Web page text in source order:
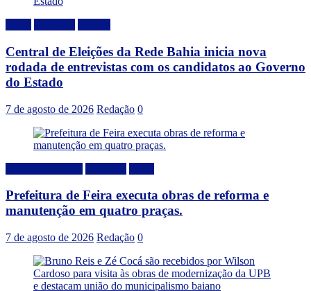
Central de Eleições da Rede Bahia inicia nova
rodada de entrevistas com os candidatos ao Governo
do Estado
7 de agosto de 2026 Redação 0
Prefeitura de Feira executa obras de reforma e
manutenção em quatro praças.
7 de agosto de 2026 Redação 0